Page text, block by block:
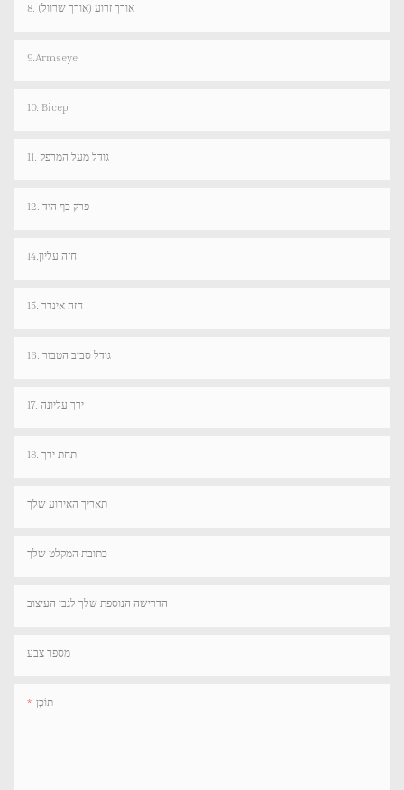
8. אורך זרוע (אורך שרוול)
9.Armseye
10. Bicep
11. גודל מעל המרפק
12. פרק כף היד
14.חזה עליון
15. חזה אינדר
16. גודל סביב הטבור
17. ירך עליונה
18. תחת ירך
תאריך האירוע שלך
כתובת המקלט שלך
הדרישה הנוספת שלך לגבי העיצוב
מספר צבע
תוֹכֶן